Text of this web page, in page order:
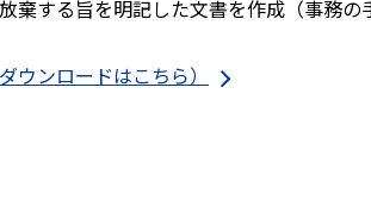
する旨を明記した文書を作成（事務の
ウンロードはこちら）